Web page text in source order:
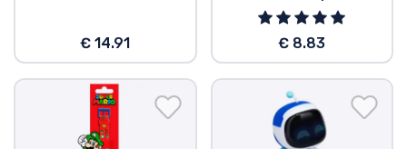
€ 14.91 € 8.83
Značky